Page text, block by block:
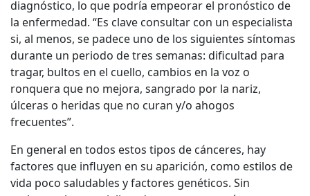
diagnóstico, lo que podría empeorar el pronóstico de
la enfermedad. “Es clave consultar con un especialista
si, al menos, se padece uno de los siguientes síntomas
durante un periodo de tres semanas: dificultad para
tragar, bultos en el cuello, cambios en la voz o
ronquera que no mejora, sangrado por la nariz,
úlceras o heridas que no curan y/o ahogos
frecuentes”.
En general en todos estos tipos de cánceres, hay
factores que influyen en su aparición, como estilos de
vida poco saludables y factores genéticos. Sin